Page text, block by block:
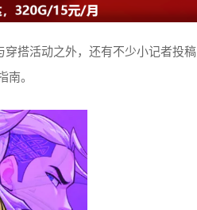
搭活动之外，还有不少小记者投稿
。